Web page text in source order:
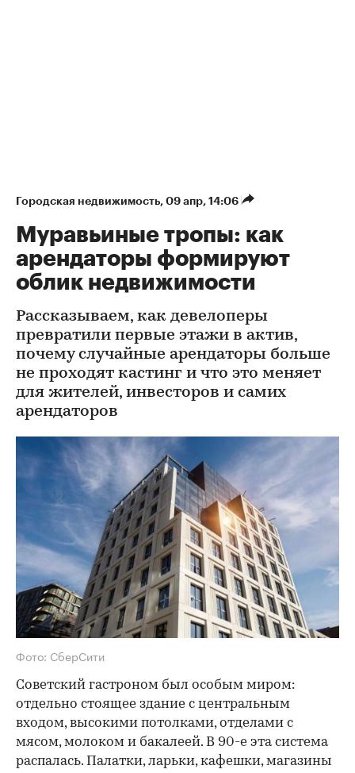
Городская недвижимость 09 апр, 14:06
Муравьиные тропы: как
арендаторы формируют
облик недвижимости
Рассказываем, как девелоперы
превратили первые этажи в актив,
почему случайные арендаторы больше
не проходят кастинг и что это меняет
для жителей, инвесторов и самих
арендаторов
Фото: СберСити
Советский гастроном был особым миром:
отдельно стоящее здание с центральным
входом, высокими потолками, отделами с
мясом, молоком и бакалеей. В 90-е эта система
распалась. Палатки, ларьки, кафешки, магазины